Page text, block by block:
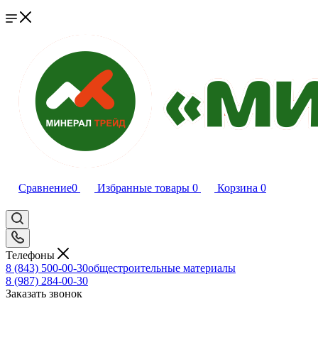
Сравнение0 Избранные товары 0 Корзина 0
Телефоны
8 (843) 500-00-30общестроительные материалы
8 (987) 284-00-30
Заказать звонок